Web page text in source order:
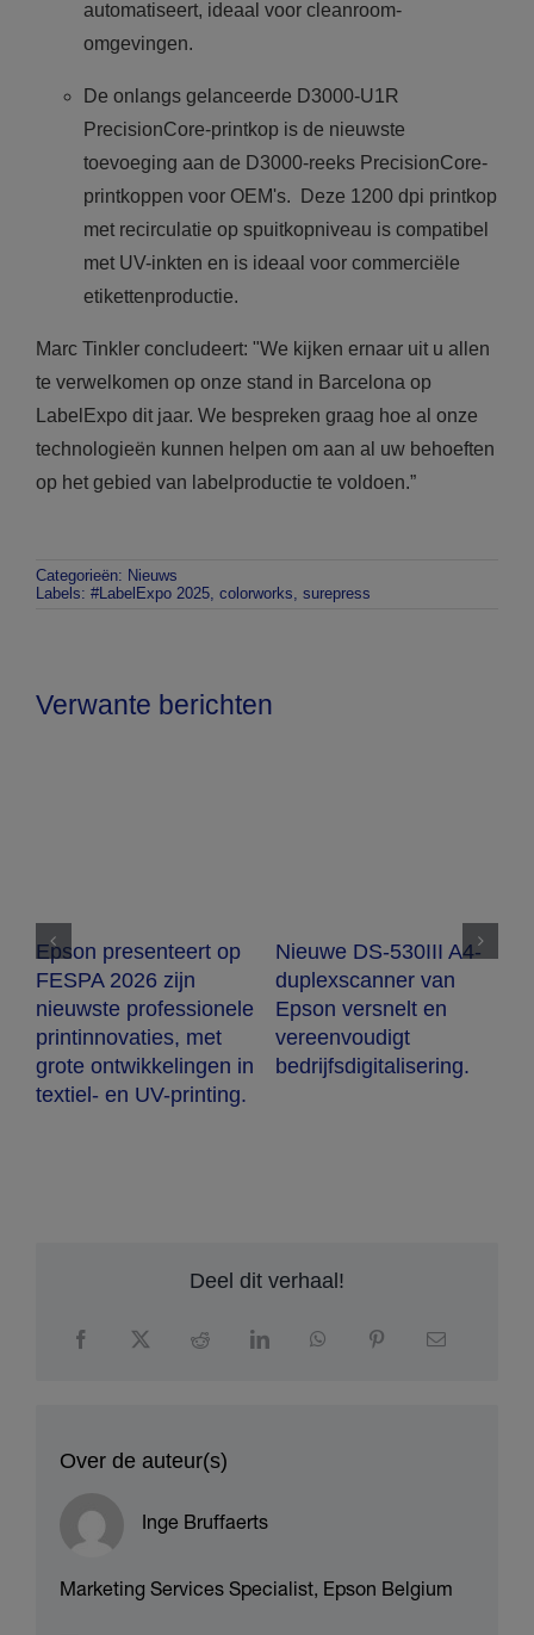
automatiseert, ideaal voor cleanroom-
omgevingen.
De onlangs gelanceerde D3000-U1R
PrecisionCore-printkop is de nieuwste
toevoeging aan de D3000-reeks PrecisionCore-
printkoppen voor OEM's. Deze 1200 dpi printkop
met recirculatie op spuitkopniveau is compatibel
met UV-inkten en is ideaal voor commerciële
etikettenproductie.
Marc Tinkler concludeert: "We kijken ernaar uit u allen
te verwelkomen op onze stand in Barcelona op
LabelExpo dit jaar. We bespreken graag hoe al onze
technologieën kunnen helpen om aan al uw behoeften
op het gebied van labelproductie te voldoen.”
Categorieën: Nieuws
Labels: #LabelExpo 2025, colorworks surepress
Verwante berichten
Epson presenteert de
SC-V4000: een A1+
flatbedprinter voor UV-
printen.
Epson werkt samen
met DLL, partner voor
wereldwijde financiële
oplossingen, om zijn
leaseprogramma uit te
breiden en de
Deel dit verhaal!
Over de auteur(s)
Inge Bruffaerts